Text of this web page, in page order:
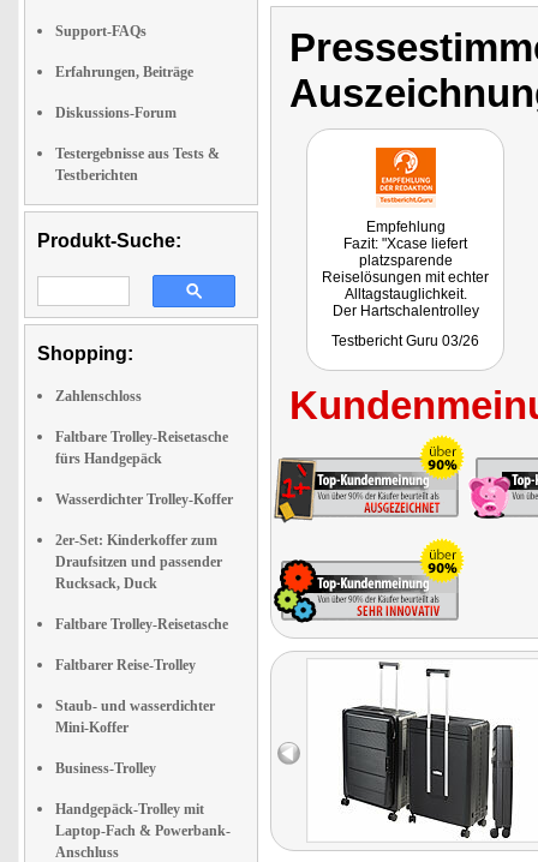
Support-FAQs
Erfahrungen, Beiträge
Diskussions-Forum
Testergebnisse aus Tests &
Testberichten
Produkt-Suche:
Shopping:
Zahlenschloss
Faltbare Trolley-Reisetasche
fürs Handgepäck
Wasserdichter Trolley-Koffer
2er-Set: Kinderkoffer zum
Draufsitzen und passender
Rucksack, Duck
Faltbare Trolley-Reisetasche
Faltbarer Reise-Trolley
Staub- und wasserdichter
Mini-Koffer
Business-Trolley
Handgepäck-Trolley mit
Laptop-Fach & Powerbank-
Anschluss
Empfehlung
Fazit: "Xcase liefert
platzsparende
Reiselösungen mit echter
Alltagstauglichkeit.
Der Hartschalentrolley
Hardcase Koffer mit Schloss
Verstau-Logik, die man
nach der Reise wirklich zu
Getestet wurde ZX-6644.
Testbericht Guru 03/26